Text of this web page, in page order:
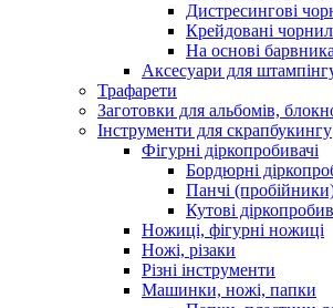
Дистресингові
Крейдовані
На основі
Аксесуари для
Трафарети
Заготовки для альбомів,
Інструменти для скрапбукингу
Фігурні діркопробивачі
Бордюрні
Панчі
Кутові
Ножиці, фігурні ножиці
Ножі, різаки
Різні інструменти
Машинки, ножі, папки